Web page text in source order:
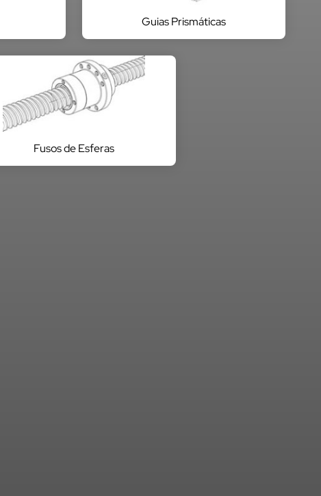
Guias Prismáticas
Fusos de Esferas